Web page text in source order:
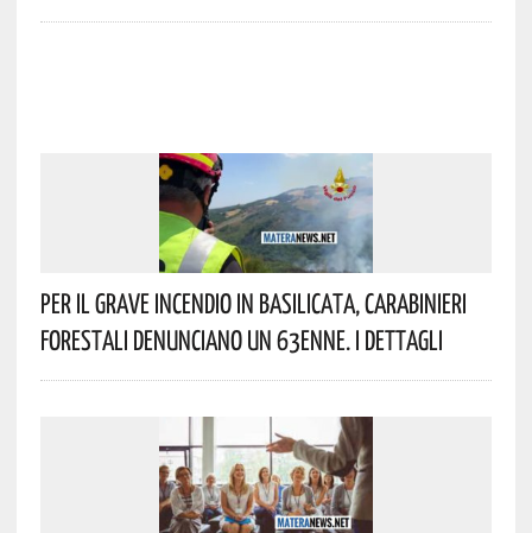
Per Il Grave Incendio In Basilicata, Carabinieri
Forestali Denunciano Un 63enne. I Dettagli